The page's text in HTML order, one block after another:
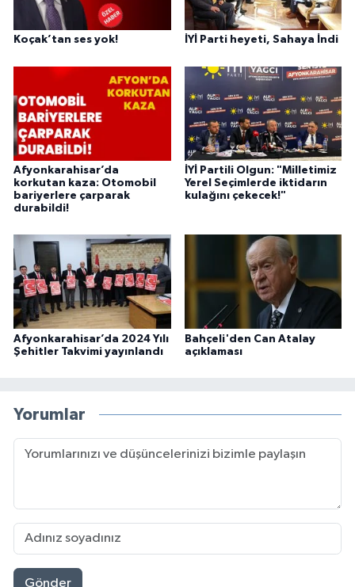
Koçak’tan ses yok! İYİ Parti heyeti, Sahaya İndi
Afyonkarahisar’da
korkutan kaza: Otomobil
bariyerlere çarparak
durabildi!
İYİ Partili Olgun: "Milletimiz
Yerel Seçimlerde iktidarın
kulağını çekecek!"
Afyonkarahisar’da 2024 Yılı
Şehitler Takvimi yayınlandı
Bahçeli'den Can Atalay
açıklaması
Yorumlar
Gönder